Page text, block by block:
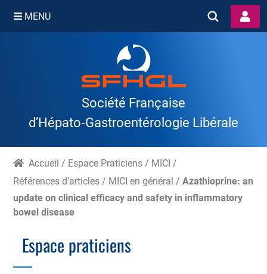
Skip
MENU
Société Française
d’Hépato‑Gastroentérologie Libérale
Accueil / Espace Praticiens / MICI /
Références d'articles / MICI en général /Azathioprine: an
update on clinical efficacy and safety in inflammatory
bowel disease
Espace praticiens